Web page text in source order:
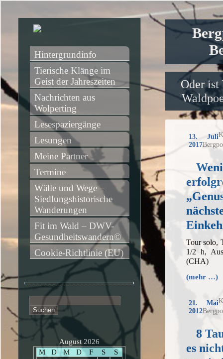
Oder ist
13. Juli
2017
Tour solo,
1/2 h,
(CHA)
(mehr …)
21. Mai
2012
8
es
Hintergrundinfo
Tierische Klänge im
Geist der Jahreszeiten
Nachrichten aus
Wolperting
Lesespaziergänge
Lesungen
Meine Partner
Termine
Wälle und Wege –
Siedlungshistorische
Wanderungen
Fit im Wald – DWV-
Gesundheitswandern©
Cookie-Richtlinie (EU)
Suchen
nach:
August 2026
M
D M D F S
S